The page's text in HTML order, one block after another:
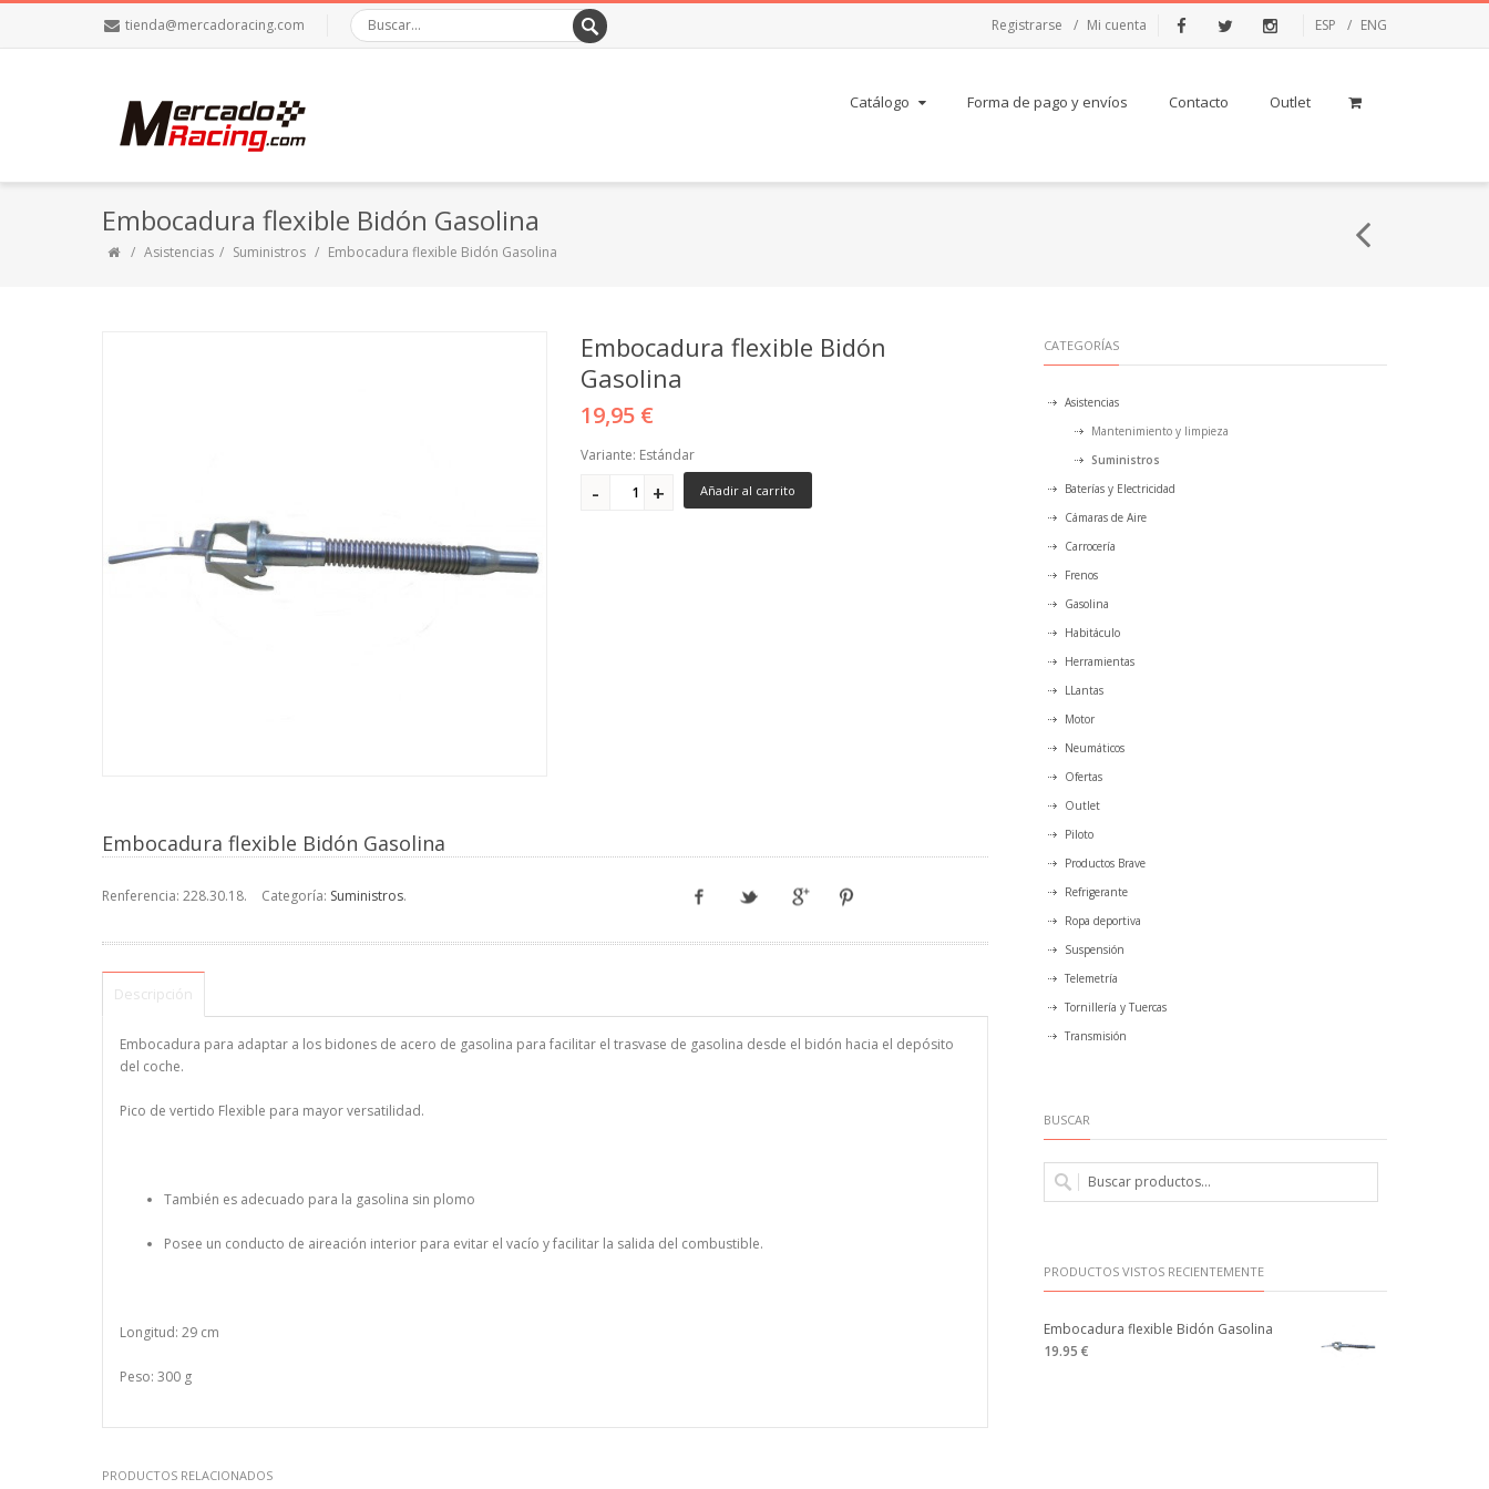
tienda@mercadoracing.com ESP ENG
Registrarse Mi cuenta
Catálogo Forma de pago y envíos Contacto Outlet
Embocadura flexible Bidón Gasolina
Asistencias Suministros Embocadura flexible Bidón Gasolina
Embocadura flexible Bidón
Gasolina
19,95 €
Variante: Estándar
Añadir al carrito
Embocadura flexible Bidón Gasolina
Renferencia: 228.30.18. Categoría: Suministros.
Descripción
Embocadura para adaptar a los bidones de acero de gasolina para facilitar el trasvase de gasolina desde el bidón hacia el depósito
del coche.
Pico de vertido Flexible para mayor versatilidad.
También es adecuado para la gasolina sin plomo
Posee un conducto de aireación interior para evitar el vacío y facilitar la salida del combustible.
Longitud: 29 cm
Peso: 300 g
PRODUCTOS RELACIONADOS
CATEGORÍAS
Asistencias
Mantenimiento y limpieza
Suministros
Baterías y Electricidad
Cámaras de Aire
Carrocería
Frenos
Gasolina
Habitáculo
Herramientas
LLantas
Motor
Neumáticos
Ofertas
Outlet
Piloto
Productos Brave
Refrigerante
Ropa deportiva
Suspensión
Telemetría
Tornillería y Tuercas
Transmisión
BUSCAR
PRODUCTOS VISTOS RECIENTEMENTE
Embocadura flexible Bidón Gasolina
19.95 €